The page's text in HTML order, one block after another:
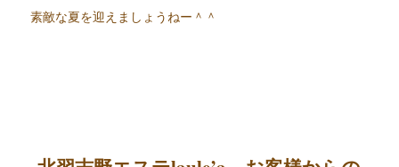
素敵な夏を迎えましょうねー＾＾